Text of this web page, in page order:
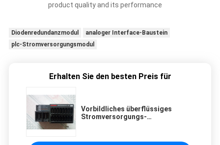
product quality and its performance
Diodenredundanzmodul
analoger Interface-Baustein
plc-Stromversorgungsmodul
Erhalten Sie den besten Preis für
Vorbildliches überflüssiges
Stromversorgungs-